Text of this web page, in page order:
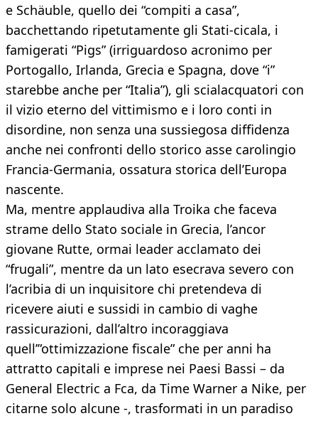
e Schäuble, quello dei “compiti a casa”,
bacchettando ripetutamente gli Stati-cicala, i
famigerati “Pigs” (irriguardoso acronimo per
Portogallo, Irlanda, Grecia e Spagna, dove “i”
starebbe anche per “Italia”), gli scialacquatori con
il vizio eterno del vittimismo e i loro conti in
disordine, non senza una sussiegosa diffidenza
anche nei confronti dello storico asse carolingio
Francia-Germania, ossatura storica dell’Europa
nascente.
Ma, mentre applaudiva alla Troika che faceva
strame dello Stato sociale in Grecia, l’ancor
giovane Rutte, ormai leader acclamato dei
“frugali”, mentre da un lato esecrava severo con
l’acribia di un inquisitore chi pretendeva di
ricevere aiuti e sussidi in cambio di vaghe
rassicurazioni, dall’altro incoraggiava
quell’”ottimizzazione fiscale” che per anni ha
attratto capitali e imprese nei Paesi Bassi – da
General Electric a Fca, da Time Warner a Nike, per
citarne solo alcune -, trasformati in un paradiso